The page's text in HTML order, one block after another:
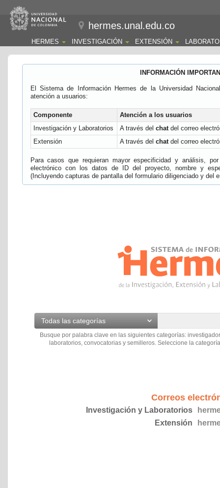
hermes.unal.edu.co
HERMES INVESTIGACIÓN EXTENSIÓN
INFORMACIÓN
El Sistema de Información Hermes de la Universidad
atención a usuarios:
Componente
Atención a los usuarios
Investigación y Laboratorios
A través del chatdel correo
Extensión
A través del chatdel correo
Para casos que requieran mayor especificidad y análisis,
electrónico con los datos de ID del proyecto, nombre y
(Incluyendo capturas de pantalla del formulario diligenciado y del
Todas las categorías
Busque por palabra clave en las siguientes categorías:
laboratorios, convocatorias y semilleros. Seleccione la
Correos
Investigación y Laboratorios
Extensión